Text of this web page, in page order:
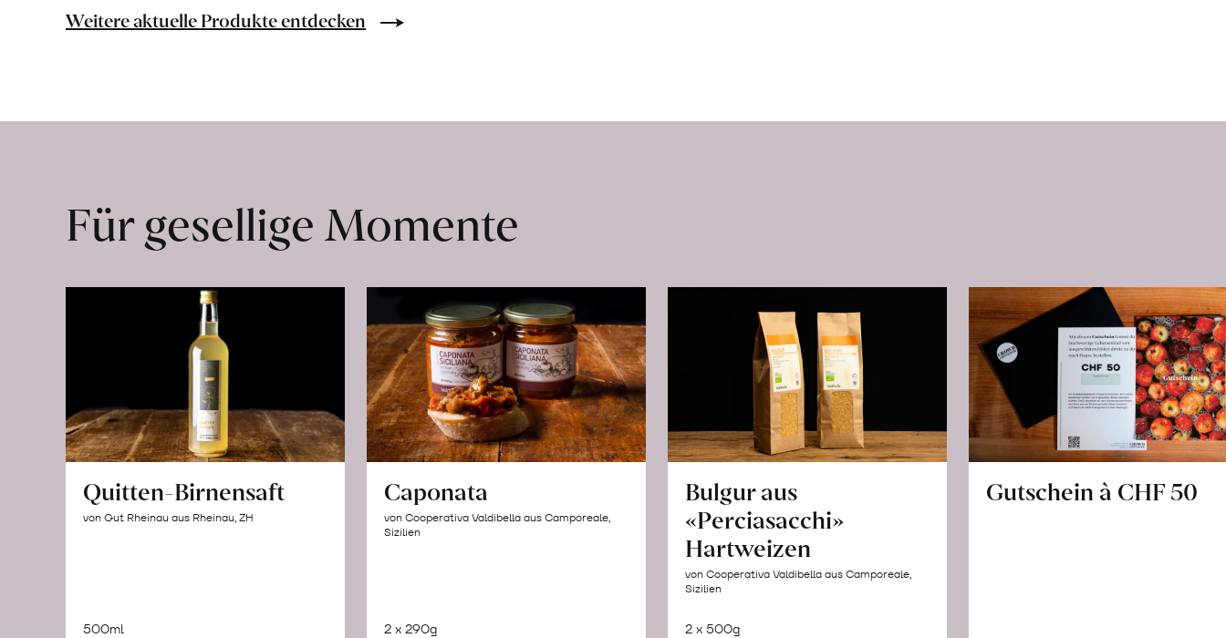
Lebensmittel
ab
Weitere aktuelle Produkte entdecken
Für gesellige Momente
Quitten-Birnensaft
von Gut Rheinau aus Rheinau, ZH
500ml
Caponata
von Cooperativa Valdibella aus Camporeale,
Sizilien
2 x 290g
Bulgur aus
«Perciasacchi»
Hartweizen
von Cooperativa Valdibella aus Camporeale,
Sizilien
2 x 500g
Gutschein à CHF 50